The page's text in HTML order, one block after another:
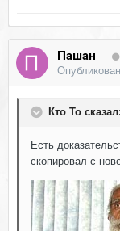
Пашан
Кто То сказал:
Есть
скопировал с